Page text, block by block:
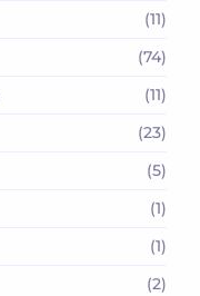
(11)
(74)
(11)
(23)
(5)
(1)
(1)
(2)